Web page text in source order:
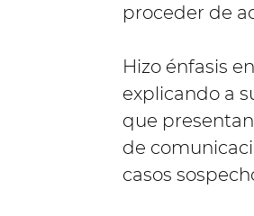
proceder de
Hizo énfasis
explicando a
que
de
casos